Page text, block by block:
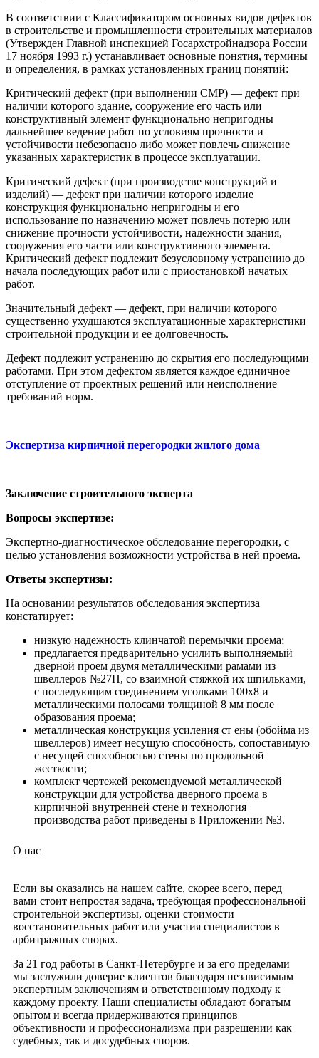
В соответствии с Классификатором основных видов дефектов
в строительстве и промышленности строительных материалов
(Утвержден Главной инспекцией Госархстройнадзора России
17 ноября 1993 г.) устанавливает основные понятия, термины
и определения, в рамках установленных границ понятий:
Критический дефект (при выполнении СМР) — дефект при
наличии которого здание, сооружение его часть или
конструктивный элемент функционально непригодны
дальнейшее ведение работ по условиям прочности и
устойчивости небезопасно либо может повлечь снижение
указанных характеристик в процессе эксплуатации.
Критический дефект (при производстве конструкций и
изделий) — дефект при наличии которого изделие
конструкция функционально непригодны и его
использование по назначению может повлечь потерю или
снижение прочности устойчивости, надежности здания,
сооружения его части или конструктивного элемента.
Критический дефект подлежит безусловному устранению до
начала последующих работ или с приостановкой начатых
работ.
Значительный дефект — дефект, при наличии которого
существенно ухудшаются эксплуатационные характеристики
строительной продукции и ее долговечность.
Дефект подлежит устранению до скрытия его последующими
работами. При этом дефектом является каждое единичное
отступление от проектных решений или неисполнение
требований норм.
Экспертиза кирпичной перегородки жилого дома
Заключение строительного эксперта
Вопросы экспертизе:
Экспертно-диагностическое обследование перегородки, с
целью установления возможности устройства в ней проема.
Ответы экспертизы:
На основании результатов обследования экспертиза
констатирует:
низкую надежность клинчатой перемычки проема;
предлагается предварительно усилить выполняемый
дверной проем двумя металлическими рамами из
швеллеров №27П, со взаимной стяжкой их шпильками,
с последующим соединением уголками 100х8 и
металлическими полосами толщиной 8 мм после
образования проема;
металлическая конструкция усиления ст ены (обойма из
швеллеров) имеет несущую способность, сопоставимую
с несущей способностью стены по продольной
жесткости;
комплект чертежей рекомендуемой металлической
конструкции для устройства дверного проема в
кирпичной внутренней стене и технология
производства работ приведены в Приложении №3.
О нас
Если вы оказались на нашем сайте, скорее всего, перед
вами стоит непростая задача, требующая профессиональной
строительной экспертизы, оценки стоимости
восстановительных работ или участия специалистов в
арбитражных спорах.
За 21 год работы в Санкт-Петербурге и за его пределами
мы заслужили доверие клиентов благодаря независимым
экспертным заключениям и ответственному подходу к
каждому проекту. Наши специалисты обладают богатым
опытом и всегда придерживаются принципов
объективности и профессионализма при разрешении как
судебных, так и досудебных споров.